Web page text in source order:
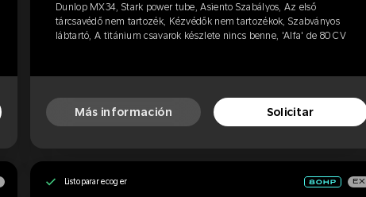
Dunlop MX34, Stark power tube, Asiento Szabályos, Az első
tárcsavédő nem tartozék, Kézvédők nem tartozékok, Szabványos
lábtartó, A titánium csavarok készlete nincs benne, 'Alfa' de 80 CV
Más información Solicitar
Listo para recoger EX